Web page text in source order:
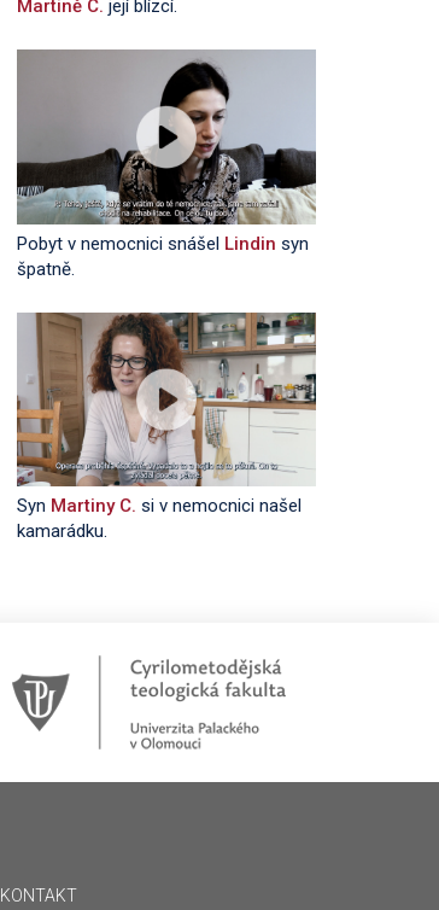
Martině C. její blízcí.
Pobyt v nemocnici snášel Lindin syn
špatně.
Syn Martiny C. si v nemocnici našel
kamarádku.
KONTAKT